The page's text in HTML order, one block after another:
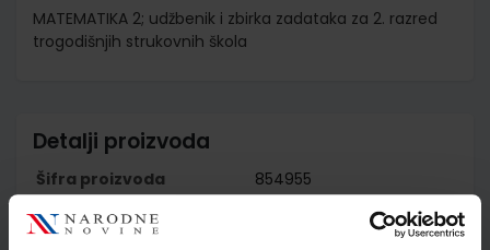
MATEMATIKA 2; udžbenik i zbirka zadataka za 2. razred
trogodišnjih strukovnih škola
Detalji proizvoda
Šifra proizvoda
854955
Nakladnik